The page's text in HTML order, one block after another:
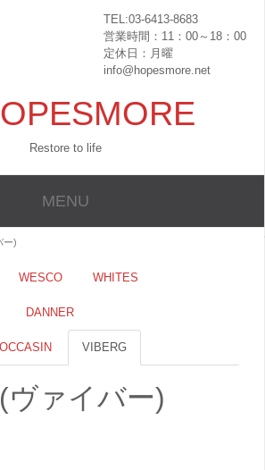
TEL:03-6413-8683
営業時間：11：00～18：00
定休日：月曜
info@hopesmore.net
Restore to life
MENU
ー)
WESCO WHITES
DANNER
VIBERG
ヴァイバー)